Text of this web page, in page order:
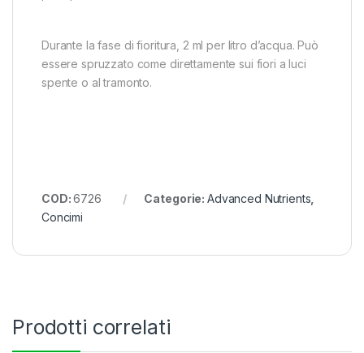
Durante la fase di fioritura, 2 ml per litro d’acqua. Può
essere spruzzato come direttamente sui fiori a luci
spente o al tramonto.
COD:6726 Categorie: Advanced Nutrients
Concimi
Prodotti correlati